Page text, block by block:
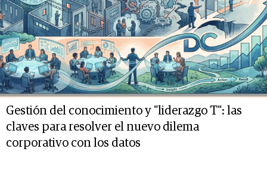
Gestión del conocimiento y "liderazgo T": las
claves para resolver el nuevo dilema
corporativo con los datos